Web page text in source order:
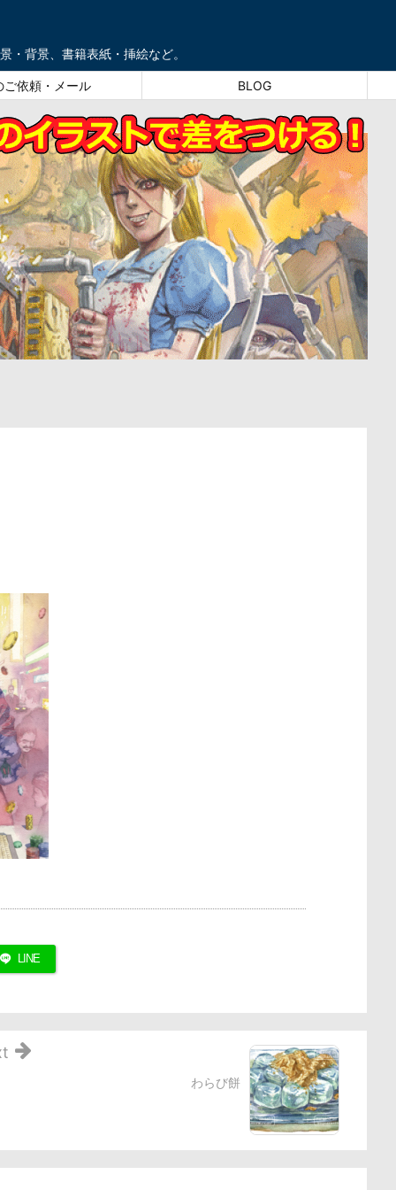
・背景、書籍表紙・挿絵など。
ご依頼・メール BLOG
LINE
わらび餅